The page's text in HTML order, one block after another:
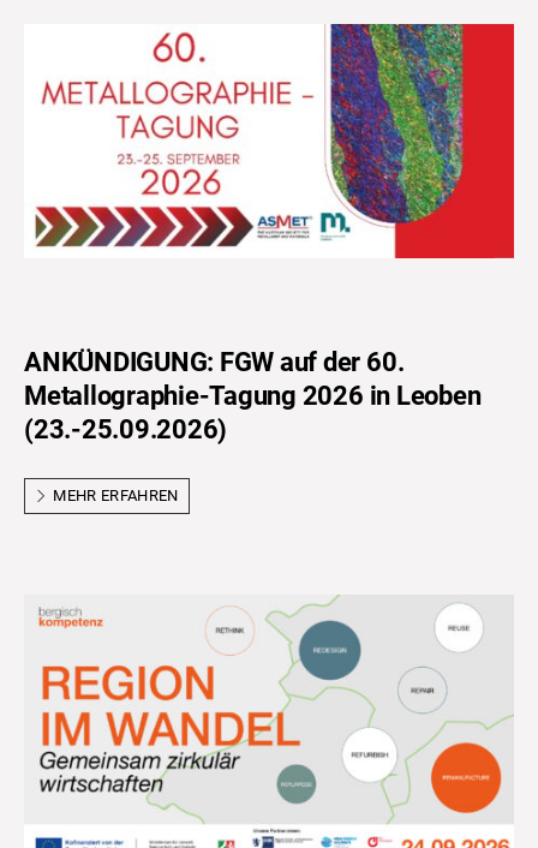
ANKÜNDIGUNG: FGW auf der 60.
Metallographie-Tagung 2026 in Leoben
(23.-25.09.2026)
MEHR ERFAHREN